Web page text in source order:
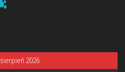
sierpień 2026